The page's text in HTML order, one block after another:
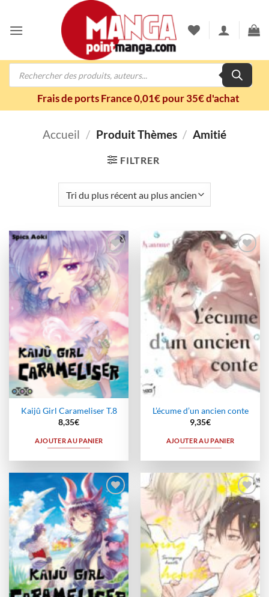
contenu
Recherche
Frais de ports France 0,01€ pour 35€ d'achat
Accueil / Produit Thèmes / Amitié
FILTRER
Ajouter
à la
wishlist
Kaijû Girl Carameliser T.8
8,35€
AJOUTER AU PANIER
Ajouter
à la
wishlist
L’écume d’un ancien conte
9,35€
AJOUTER AU PANIER
Ajouter
à la
wishlist
Ajouter
wishlist